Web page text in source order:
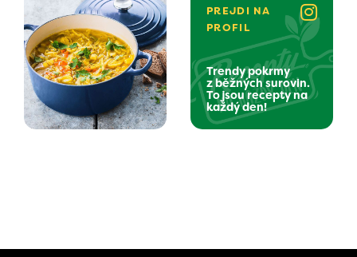
PREJDI NA
PROFIL
Trendy pokrmy
z běžných surovin.
To jsou recepty na
každý den!